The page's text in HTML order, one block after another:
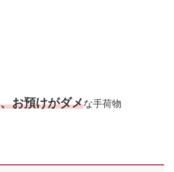
お預けがダメな手荷物